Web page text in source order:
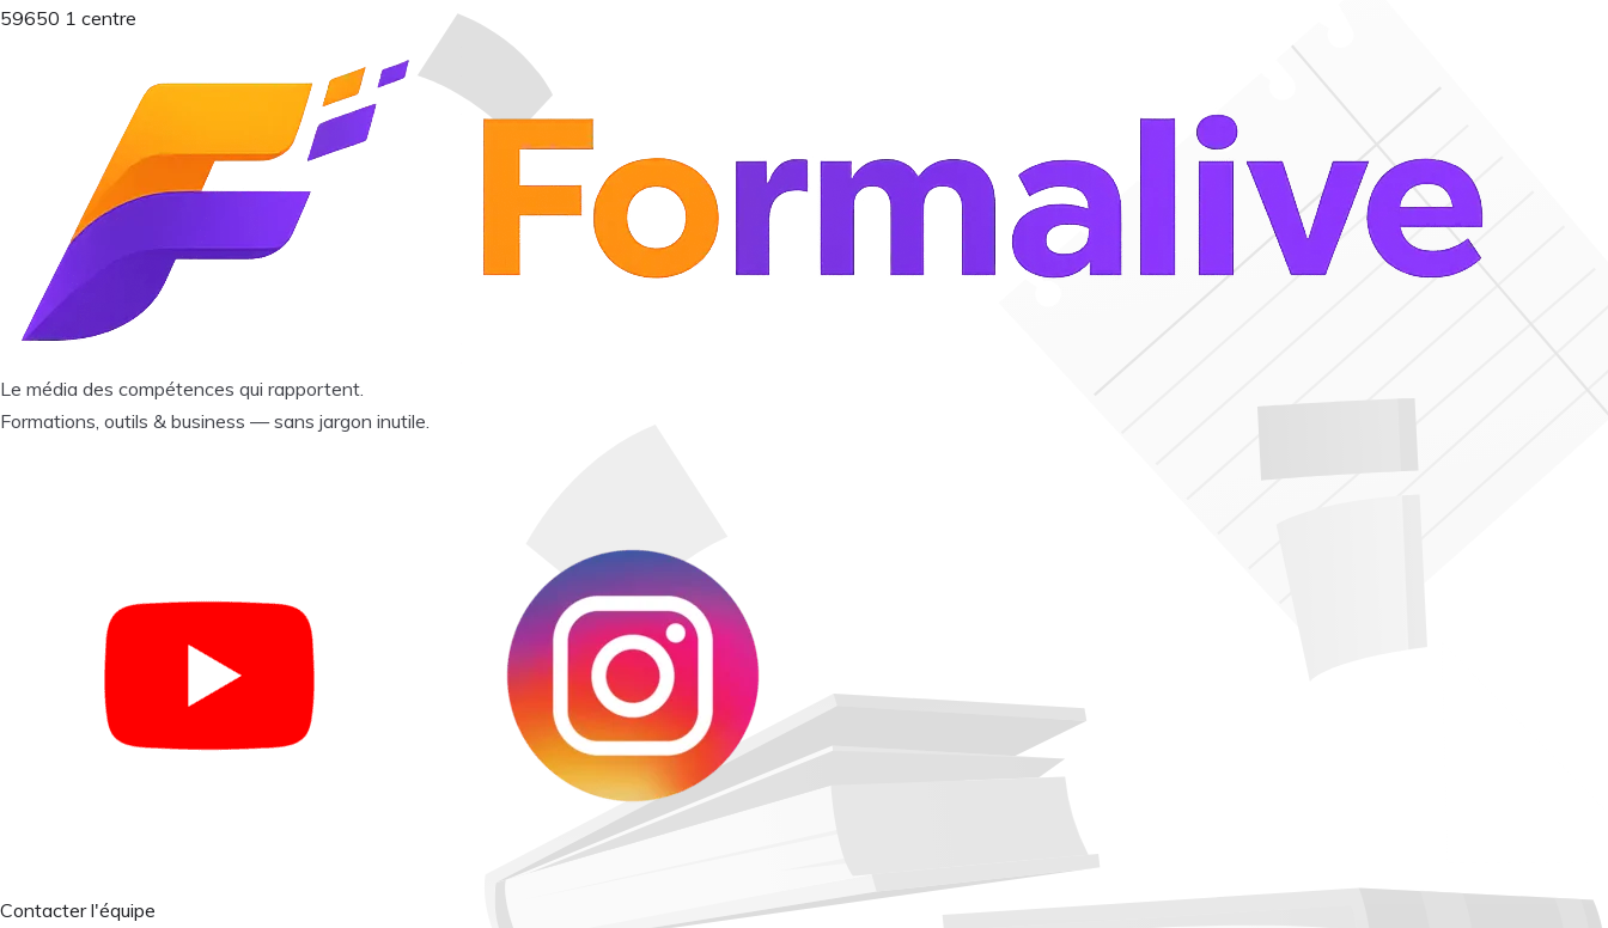
59650 1 centre
Le média des compétences qui rapportent.
Formations, outils & business — sans jargon inutile.
Contacter l'équipe